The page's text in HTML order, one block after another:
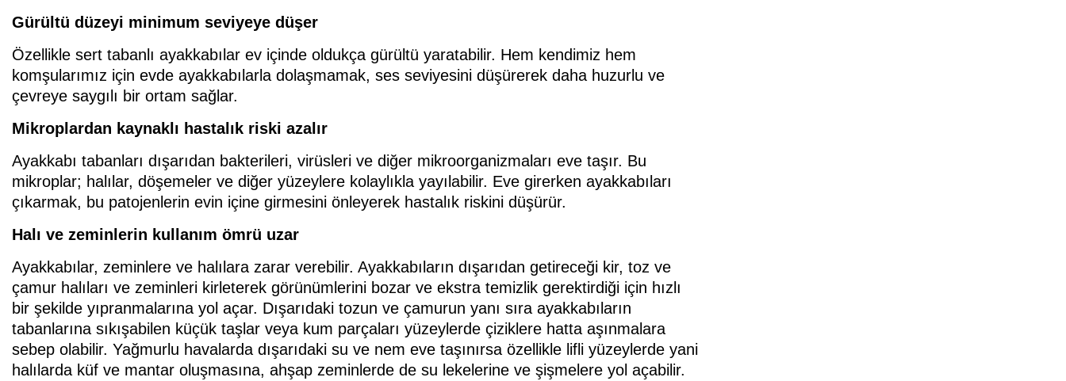
Gürültü düzeyi minimum seviyeye düşer
Özellikle sert tabanlı ayakkabılar ev içinde oldukça gürültü yaratabilir. Hem kendimiz hem
komşularımız için evde ayakkabılarla dolaşmamak, ses seviyesini düşürerek daha huzurlu ve
çevreye saygılı bir ortam sağlar.
Mikroplardan kaynaklı hastalık riski azalır
Ayakkabı tabanları dışarıdan bakterileri, virüsleri ve diğer mikroorganizmaları eve taşır. Bu
mikroplar; halılar, döşemeler ve diğer yüzeylere kolaylıkla yayılabilir. Eve girerken ayakkabıları
çıkarmak, bu patojenlerin evin içine girmesini önleyerek hastalık riskini düşürür.
Halı ve zeminlerin kullanım ömrü uzar
Ayakkabılar, zeminlere ve halılara zarar verebilir. Ayakkabıların dışarıdan getireceği kir, toz ve
çamur halıları ve zeminleri kirleterek görünümlerini bozar ve ekstra temizlik gerektirdiği için hızlı
bir şekilde yıpranmalarına yol açar. Dışarıdaki tozun ve çamurun yanı sıra ayakkabıların
tabanlarına sıkışabilen küçük taşlar veya kum parçaları yüzeylerde çiziklere hatta aşınmalara
sebep olabilir. Yağmurlu havalarda dışarıdaki su ve nem eve taşınırsa özellikle lifli yüzeylerde yani
halılarda küf ve mantar oluşmasına, ahşap zeminlerde de su lekelerine ve şişmelere yol açabilir.